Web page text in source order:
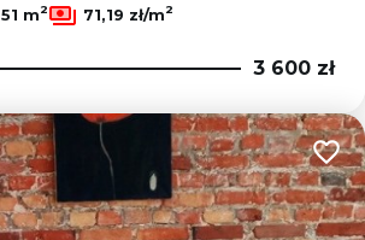
51 m2 71,19 zł/m2
3 600 zł